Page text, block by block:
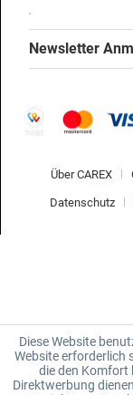
Newsletter
Über CAREX
Datenschutz
Diese Website
Website erforderlich
die den Komfort
Direktwerbung